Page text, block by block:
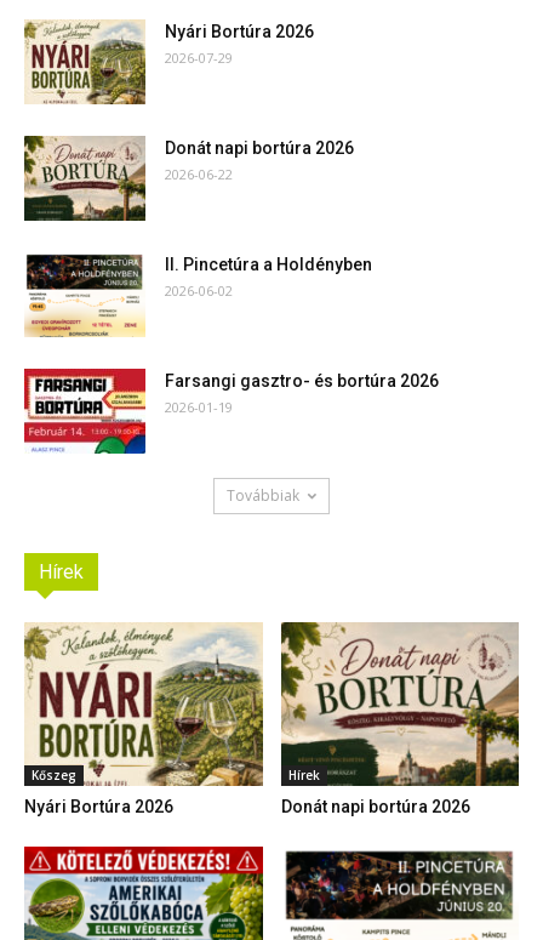
Nyári Bortúra 2026
2026-07-29
Donát napi bortúra 2026
2026-06-22
II. Pincetúra a Holdényben
2026-06-02
Farsangi gasztro- és bortúra 2026
2026-01-19
Továbbiak
Hírek
Kőszeg
Nyári Bortúra 2026
Hírek
Donát napi bortúra 2026